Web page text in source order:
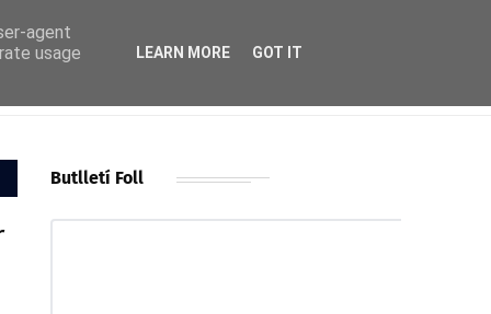
Butlletí Foll
agent
usage
LEARN MORE GOT IT